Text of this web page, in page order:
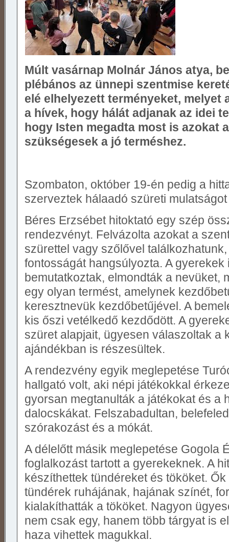
Múlt vasárnap Molnár János atya,
plébános az ünnepi szentmise
elé elhelyezett terményeket, melyet
a hívek, hogy hálát adjanak az idei
hogy Isten megadta most is azokat
szükségesek a jó terméshez.
Szombaton, október 19-én pedig a
szerveztek hálaadó szüreti
Béres Erzsébet hitoktató egy szép
rendezvényt. Felvázolta azokat a
szürettel vagy szőlővel
fontosságát hangsúlyozta. A
bemutatkoztak, elmondták a nevüket,
egy olyan termést, amelynek
keresztnevük kezdőbetűjével. A
kis őszi vetélkedő kezdődött. A
szüret alapjait, ügyesen válaszoltak a
ajándékban is részesültek.
A rendezvény egyik meglepetése
hallgató volt, aki népi játékokkal
gyorsan megtanulták a játékokat és a
dalocskákat. Felszabadultan,
szórakozást és a mókát.
A délelőtt másik meglepetése Gogola
foglalkozást tartott a gyerekeknek. A
készíthettek tündéreket és tököket.
tündérek ruhájának, hajának színét,
kialakíthatták a tököket. Nagyon
nem csak egy, hanem több tárgyat is
haza vihettek magukkal.